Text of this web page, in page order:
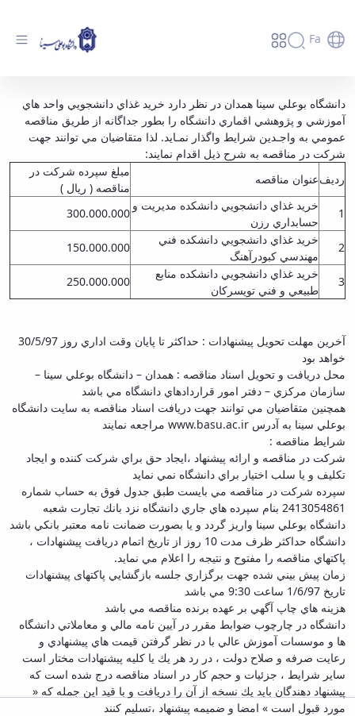
Fa
آگهی مناقصه عمومی - دانشگاه بوعلی سینا
همدان
دانشگاه بوعلي سينا همدان در نظر دارد خريد غذاي دانشجويي واحد هاي
آموزشي و پژوهشي اقماري دانشگاه را بطور جداگانه از طريق مناقصه
عمومي به واجـدين شرايط واگذار نمـايد. لذا متقاضيان مي توانند جهت
شركت در مناقصه به شرح ذيل اقدام نمايند:
رديفعنوان مناقصه
مبلغ سپرده شركت در
مناقصه ( ريال )
1
خريد غذاي دانشجويي دانشكده مديريت و
حسابداري رزن
300.000.000
2
خريد غذاي دانشجويي دانشكده فني
مهندسي كبودرآهنگ
150.000.000
3
خريد غذاي دانشجويي دانشكده منابع
طبيعي و فني تويسركان
250.000.000
‌آخرين مهلت تحويل پيشنهادات : حداكثر تا پايان وقت اداري روز 30/5/97
خواهد بود
محل دريافت و تحويل اسناد مناقصه : همدان – دانشگاه بوعلي سينا –
سازمان مركزي – دفتر امور قراردادهاي دانشگاه مي باشد
همچنين متقاضيان مي توانند جهت دريافت اسناد مناقصه به سايت دانشگاه
بوعلي سينا به آدرس www.basu.ac.ir مراجعه نمايند
شرايط مناقصه :
شركت در مناقصه و ارائه پيشنهاد ،‌ايجاد حق براي شركت كننده و ايجاد
تكليف و يا سلب اختيار براي دانشگاه نمي نمايد
سپرده شركت در مناقصه مي بايست طبق جدول فوق به حساب شماره
2413054861 بنام سپرده هاي جاري دانشگاه نزد بانك تجارت شعبه
دانشگاه بوعلي سينا واريز گردد و يا بصورت ضمانت نامه معتبر بانكي باشد
دانشگاه حداكثر ظرف مدت 10 روز از تاريخ اتمام دريافت پيشنهادات ،
پاكتهاي مناقصه را مفتوح و نتيجه را اعلام مي نمايد.
زمان پيش بيني شده جهت برگزاري جلسه بازگشايي پاكتهای پيشنهادات
تاريخ 1/6/97 ساعت 9:30 مي باشد
هزينه هاي چاپ آگهي بر عهده برنده مناقصه مي باشد
دانشگاه در چارچوب ضوابط مقرر در آيين نامه مالي و معاملاتي دانشگاه
ها و موسسات آموزش عالي با در نظر گرفتن قيمت هاي پيشنهادي و
رعايت صرفه و صلاح دولت ، در رد هر يك يا كليه پيشنهادات مختار است
ساير شرايط ، جزئيات و حجم كار در اسناد مناقصه درج شده است كه
پيشنهاد دهندگان بايد يك نسخه از آن را دريافت و با قيد اين جمله كه «
مورد قبول است » امضا و ضميمه پيشنهاد ،‌تسليم كنند